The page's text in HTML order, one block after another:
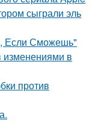
сыграли эль
Если Сможешь"
изменениями в
против